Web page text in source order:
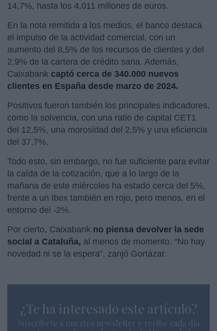
14,7%, hasta los 4.011 millones de euros.
En la nota remitida a los medios, el banco destaca
el impulso de la actividad comercial, con un
aumento del 8,5% de los recursos de clientes y del
2,9% de la cartera de crédito sana. Además,
Caixabank captó cerca de 340.000 nuevos
clientes en España desde marzo de 2024.
Positivos fueron también los principales indicadores,
como la solvencia, con una ratio de capital CET1
del 12,5%, una morosidad del 2,5% y una eficiencia
del 37,7%.
Todo esto, sin embargo, no fue suficiente para evitar
la caída de la cotización, que a lo largo de la
mañana de este miércoles ha estado cerca del 5%,
frente a un Ibex también en rojo, pero menos, en el
entorno del -2%.
Por cierto, Caixabank no piensa devolver la sede
social a Cataluña, al menos de momento. “No hay
novedad ni se la espera”, zanjó Gortázar.
¿Te ha interesado este artículo?
Suscríbete a nuestro newsletter y recibe cada dia